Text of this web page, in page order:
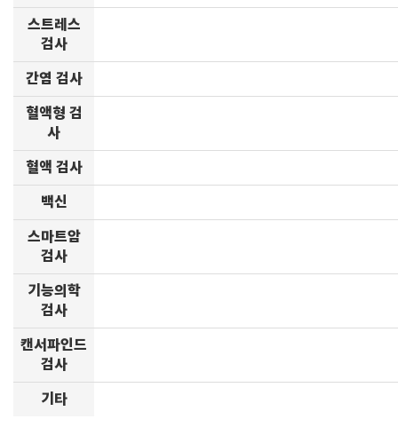
스트레스
검사
간염 검사
혈액형 검
사
혈액 검사
백신
스마트암
검사
기능의학
검사
캔서파인드
검사
기타